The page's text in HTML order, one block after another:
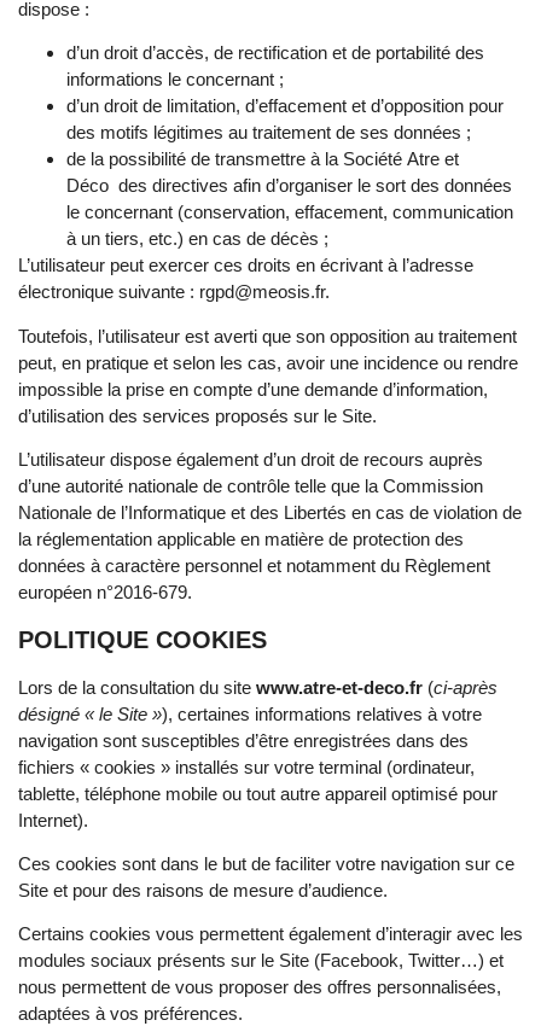
dispose :
d’un droit d’accès, de rectification et de portabilité des
informations le concernant ;
d’un droit de limitation, d’effacement et d’opposition pour
des motifs légitimes au traitement de ses données ;
de la possibilité de transmettre à la Société Atre et
Déco des directives afin d’organiser le sort des données
le concernant (conservation, effacement, communication
à un tiers, etc.) en cas de décès ;
L’utilisateur peut exercer ces droits en écrivant à l’adresse
électronique suivante : rgpd@meosis.fr.
Toutefois, l’utilisateur est averti que son opposition au traitement
peut, en pratique et selon les cas, avoir une incidence ou rendre
impossible la prise en compte d’une demande d’information,
d’utilisation des services proposés sur le Site.
L’utilisateur dispose également d’un droit de recours auprès
d’une autorité nationale de contrôle telle que la Commission
Nationale de l’Informatique et des Libertés en cas de violation de
la réglementation applicable en matière de protection des
données à caractère personnel et notamment du Règlement
européen n°2016-679.
POLITIQUE COOKIES
Lors de la consultation du site www.atre-et-deco.fr (ci-après
désigné « le Site »), certaines informations relatives à votre
navigation sont susceptibles d’être enregistrées dans des
fichiers « cookies » installés sur votre terminal (ordinateur,
tablette, téléphone mobile ou tout autre appareil optimisé pour
Internet).
Ces cookies sont dans le but de faciliter votre navigation sur ce
Site et pour des raisons de mesure d’audience.
Certains cookies vous permettent également d’interagir avec les
modules sociaux présents sur le Site (Facebook, Twitter…) et
nous permettent de vous proposer des offres personnalisées,
adaptées à vos préférences.